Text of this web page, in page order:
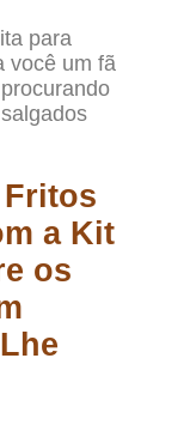
para
você um fã
Fritos
a Kit
os